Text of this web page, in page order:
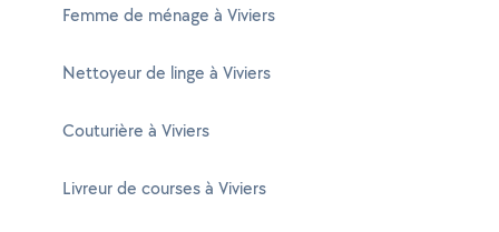
Femme de ménage à Viviers
Nettoyeur de linge à Viviers
Couturière à Viviers
Livreur de courses à Viviers